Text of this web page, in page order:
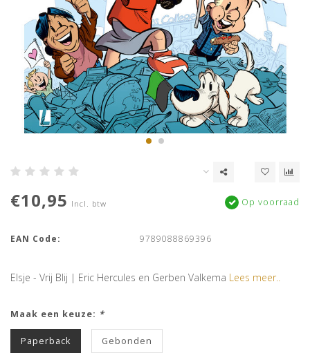
€10,95 Incl. btw Op voorraad
EAN Code: 9789088869396
Elsje - Vrij Blij | Eric Hercules en Gerben Valkema Lees meer..
Maak een keuze: *
Paperback Gebonden